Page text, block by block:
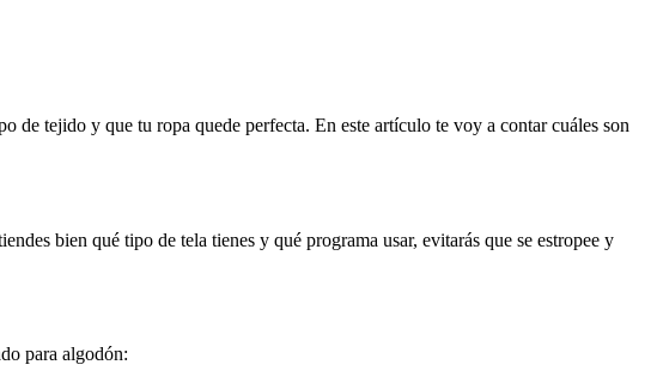
de tejido y que tu ropa quede perfecta. En este artículo te voy a contar cuáles son
bien qué tipo de tela tienes y qué programa usar, evitarás que se estropee y
para algodón: